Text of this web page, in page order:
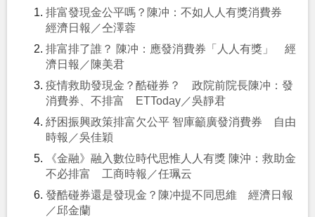
排富發現金公平嗎？陳冲：不如人人有獎消費券
經濟日報／仝澤蓉
排富排了誰？ 陳冲：應發消費券「人人有獎」 經
濟日報／陳美君
疫情救助發現金？酷碰券？ 政院前院長陳冲：發
消費券、不排富 ETToday／吳靜君
紓困振興政策排富欠公平 智庫籲廣發消費券 自由
時報／吳佳穎
《金融》融入數位時代思惟人人有獎 陳沖：救助金
不必排富 工商時報／任珮云
發酷碰券還是發現金？陳冲提不同思維 經濟日報
／邱金蘭